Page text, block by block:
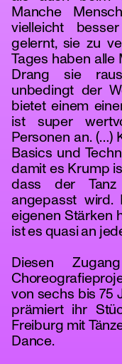
Manche
vielleicht
gelernt, sie zu
Tages haben alle
Drang sie
unbedingt der
bietet einem
ist super
Personen an. (…)
Basics und
damit es Krump
dass der Tanz
angepasst wird.
eigenen Stärken
ist es quasi an
Diesen
von sechs bis 75
prämiert ihr
Freiburg mit
Dance.